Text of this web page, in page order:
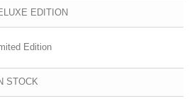
EDITION
Edition
STOCK